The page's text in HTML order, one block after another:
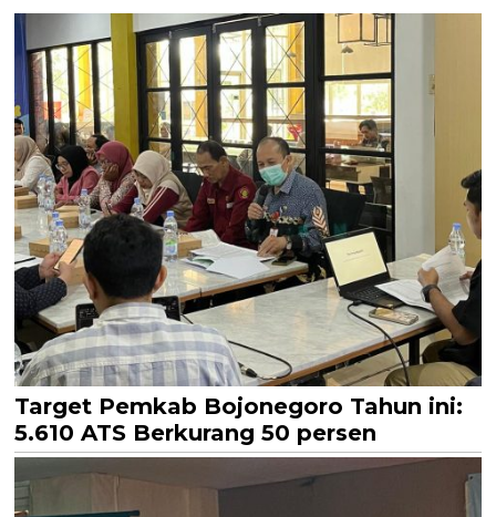
Target Pemkab Bojonegoro Tahun ini:
5.610 ATS Berkurang 50 persen